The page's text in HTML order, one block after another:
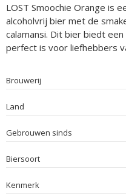
LOST Smoochie Orange is
alcoholvrij bier met de
calamansi. Dit bier biedt
perfect is voor liefhebbers
Brouwerij
Land
Gebrouwen sinds
Biersoort
Kenmerk